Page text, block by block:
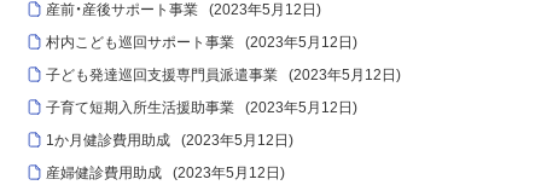
産前・産後サポート事業
(2023年5月12日 )
村内こども巡回サポート事業
(2023年5月12日 )
子ども発達巡回支援専門員派遣事業
(2023年5月12日 )
子育て短期入所生活援助事業
(2023年5月12日 )
1か月健診費用助成
(2023年5月12日 )
産婦健診費用助成
(2023年5月12日 )